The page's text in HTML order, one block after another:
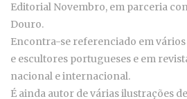
Editorial Novembro, em parceria
Douro.
Encontra-se referenciado em
e escultores portugueses e em
nacional e internacional.
É ainda autor de várias ilustrações